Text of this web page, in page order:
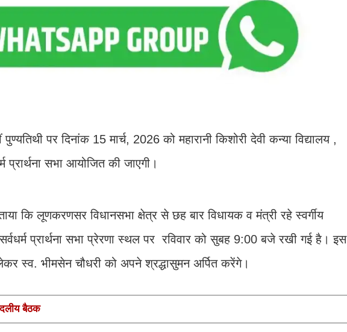
पर दिनांक 15 मार्च, 2026 को महारानी किशोरी देवी कन्या विद्यालय ,
प्रार्थना सभा आयोजित की जाएगी।
कि लूणकरणसर विधानसभा क्षेत्र से छह बार विधायक व मंत्री रहे स्वर्गीय
प्रार्थना सभा प्रेरणा स्थल पर रविवार को सुबह 9:00 बजे रखी गई है। इस
स्व. भीमसेन चौधरी को अपने श्रद्धासुमन अर्पित करेंगे।
बैठक